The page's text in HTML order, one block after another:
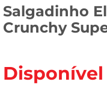
Salgadinho
Crunchy
leite pó